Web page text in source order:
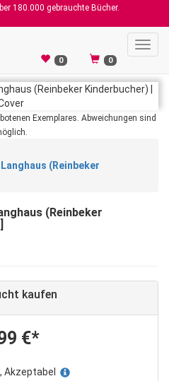
180.000 gebrauchte Bücher.
0 0
Exemplares. Abweichungen sind
(Reinbeker
(Reinbeker
kaufen
€*
Akzeptabel